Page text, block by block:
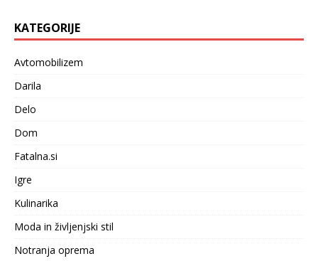
KATEGORIJE
Avtomobilizem
Darila
Delo
Dom
Fatalna.si
Igre
Kulinarika
Moda in življenjski stil
Notranja oprema